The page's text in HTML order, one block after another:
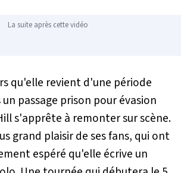
La suite après cette vidéo
qu'elle revient d'une période
passage prison pour évasion
s'apprête à remonter sur scène.
grand plaisir de ses fans, qui ont
espéré qu'elle écrive un